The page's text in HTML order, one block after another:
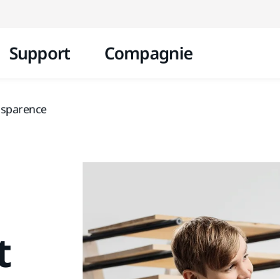
Support Compagnie